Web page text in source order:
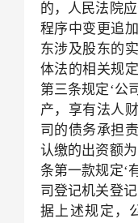
的，人民法院
程序中变更追
东涉及股东的
体法的相关规
第三条规定‘公
产，享有法人
司的债务承担
认缴的出资额
条第一款规定‘
司登记机关登
据上述规定，